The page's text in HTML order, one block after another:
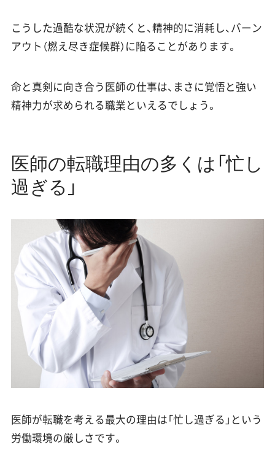
こうした過酷な状況が続くと、精神的に消耗し、バーン
アウト（燃え尽き症候群）に陥ることがあります。
命と真剣に向き合う医師の仕事は、まさに覚悟と強い
精神力が求められる職業といえるでしょう。
医師の転職理由の多くは「忙し
過ぎる」
医師が転職を考える最大の理由は「忙し過ぎる」という
労働環境の厳しさです。